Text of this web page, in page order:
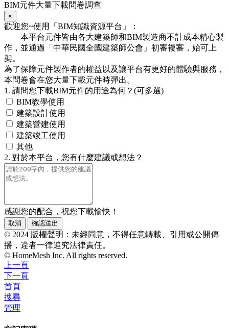
BIM元件大量下載問卷調查
×
歡迎您~使用「BIM知識資源平台」：
本平台元件皆由各大建築師和BIM製造商不計成本精心製
作，並通過「中華民國全國建築師公會」初審複審，始可上
架。
為了保障元件製作者的權益以及讓平台有更好的體驗與服務，
本問卷會在您大量下載元件時彈出。
1. 請問您下載BIM元件的用途為何？(可多選)
BIM教學使用
建築設計使用
建築營建使用
建築竣工使用
其他
2. 對於本平台，您有什麼建議或想法？
感謝您的配合，祝您下載愉快！
取消 確認送出
© 2024 版權聲明：未經同意，不得任意轉載、引用或公開傳
播，違者一律追究法律責任。
© HomeMesh Inc. All rights reserved.
上一頁
下一頁
首頁
搜尋
管理